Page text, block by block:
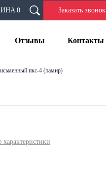
0 Заказать звонок
Отзывы Контакты
пкс-4 (памир)
характеристики